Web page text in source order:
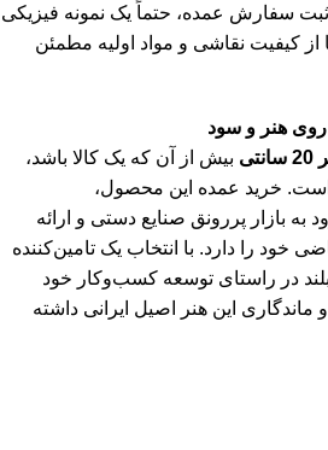
سفارش عمده، حتماً یک نمونه فیزیکی
از کیفیت نقاشی و مواد اولیه مطمئن
هنر و سود
بیش از آن که یک کالا باشد،
خرید عمده این محصول،
به بازار پررونق صنایع دستی و ارائه
خود را دارد. با انتخاب یک تامین‌کننده
در راستای توسعه کسب‌وکار خود
این هنر اصیل ایرانی داشته